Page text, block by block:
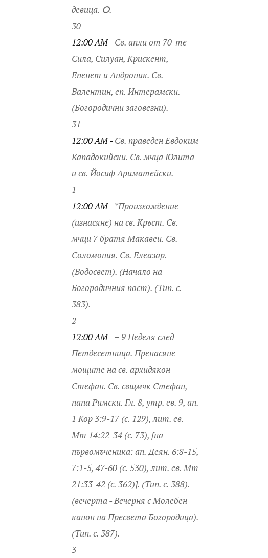
девица. ⭘.
30
12:00 AM -Св. апли от 70-те
Сила, Силуан, Крискент,
Епенет и Андроник. Св.
Валентин, еп. Интерамски.
(Богородични заговезни).
31
12:00 AM -Св. праведен Евдоким
Кападокийски. Св. мчца Юлита
и св. Йосиф Ариматейски.
1
12:00 AM -*Произхождение
(изнасяне) на св. Кръст. Св.
мчци 7 братя Макавеи. Св.
Соломония. Св. Елеазар.
(Водосвет). (Начало на
Богородичния пост). (Тип. с.
383).
2
12:00 AM -+ 9 Неделя след
Петдесетница. Пренасяне
мощите на св. архидякон
Стефан. Св. свщмчк Стефан,
папа Римски. Гл. 8, утр. ев. 9, ап.
1 Кор 3:9-17 (с. 129), лит. ев.
Мт 14:22-34 (с. 73), [на
първомъченика: ап. Деян. 6:8-15,
7:1-5, 47-60 (с. 530), лит. ев. Мт
21:33-42 (с. 362)]. (Тип. с. 388).
(вечерта - Вечерня с Молебен
канон на Пресвета Богородица).
(Тип. с. 387).
3